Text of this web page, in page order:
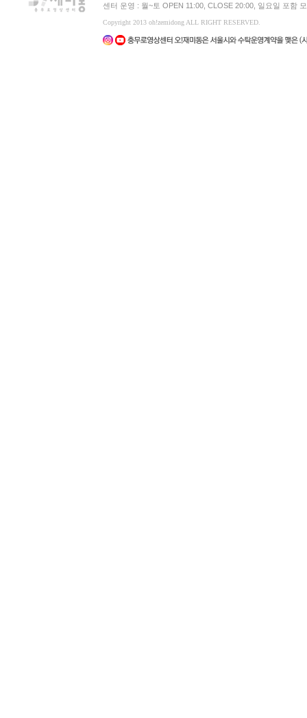
센터 운영 : 월~토 OPEN 11:00, CLOSE 20:00, 일요일 포함
Copyright 2013 oh!zemidong ALL RIGHT RESERVED.